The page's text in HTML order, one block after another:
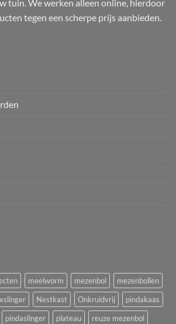
tuin. We werken alleen online, hierdoor
tegen een scherpe prijs aanbieden.
meelworm mezenbol
mezenbollen
Nestkast Onkruidvrij
pindakaas
pindaslinger plateau
reuze mezenbol